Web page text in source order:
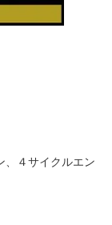
４サイクルエン